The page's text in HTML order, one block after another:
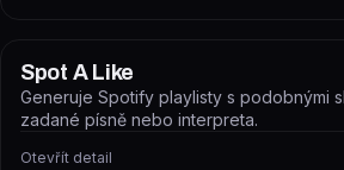
Spot A Like
Generuje Spotify playlisty s podobnými
zadané písně nebo interpreta.
Otevřít detail